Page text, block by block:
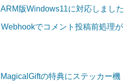
ARM版Windows11に対応しました
Webhookでコメント投稿前処理が
MagicalGiftの特典にステッカー機